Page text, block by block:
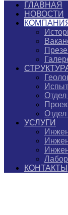
ГЛАВНАЯ
НОВОСТИ
Отдел
УСЛУГИ
КОНТАКТЫ